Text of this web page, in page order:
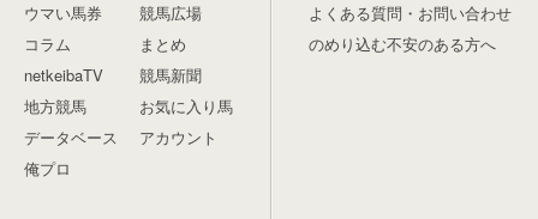
ウマい馬券
コラム
netkeibaTV
地方競馬
データベース
俺プロ
競馬広場
まとめ
競馬新聞
お気に入り馬
アカウント
よくある質問・お問い合わせ
のめり込む不安のある方へ